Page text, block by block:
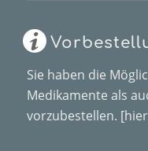
Sie haben die
Medikamente als
vorzubestellen.